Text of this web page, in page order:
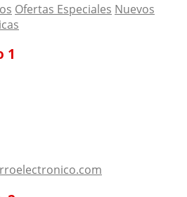
Ofertas Especiales Nuevos
1